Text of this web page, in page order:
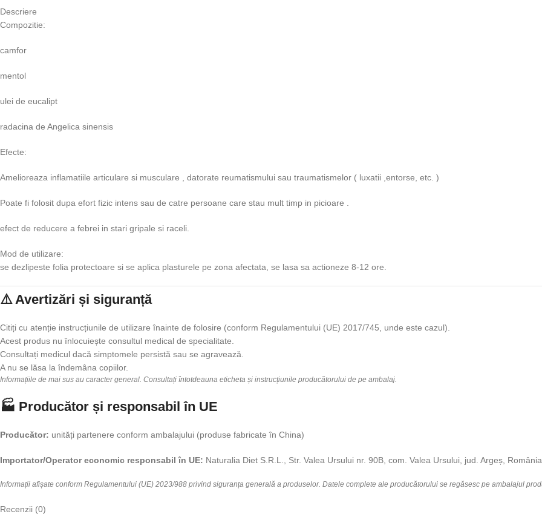
Descriere
Compozitie:
camfor
mentol
ulei de eucalipt
radacina de Angelica sinensis
Efecte:
Amelioreaza inflamatiile articulare si musculare , datorate reumatismului sau traumatismelor ( luxatii ,entorse, etc. )
Poate fi folosit dupa efort fizic intens sau de catre persoane care stau mult timp in picioare .
efect de reducere a febrei in stari gripale si raceli.
Mod de utilizare:
se dezlipeste folia protectoare si se aplica plasturele pe zona afectata, se lasa sa actioneze 8-12 ore.
⚠️ Avertizări și siguranță
Citiți cu atenție instrucțiunile de utilizare înainte de folosire (conform Regulamentului (UE) 2017/745, unde este cazul).
Acest produs nu înlocuiește consultul medical de specialitate.
Consultați medicul dacă simptomele persistă sau se agravează.
A nu se lăsa la îndemâna copiilor.
Informațiile de mai sus au caracter general. Consultați întotdeauna eticheta și instrucțiunile producătorului de pe ambalaj.
🏭 Producător și responsabil în UE
Producător: unități partenere conform ambalajului (produse fabricate în China)
Importator/Operator economic responsabil în UE: Naturalia Diet S.R.L., Str. Valea Ursului nr. 90B, com. Valea Ursului, jud. Argeș, România
Informații afișate conform Regulamentului (UE) 2023/988 privind siguranța generală a produselor. Datele complete ale producătorului se regăsesc pe ambalajul
Recenzii (0)